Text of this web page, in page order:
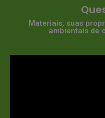
Materiais, suas
ambientais de